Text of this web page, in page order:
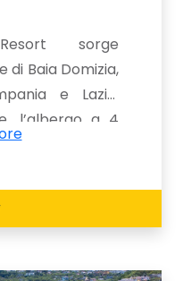
sorge
Baia Domizia,
e Lazio.
l’albergo a 4
distanza dai
Caserta o la
grazie ai
e la spiaggia